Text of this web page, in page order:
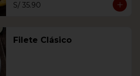
S/ 35.90
Filete Clásico